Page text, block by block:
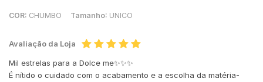
COR: CHUMBO Tamanho: UNICO
Avaliação da Loja
Mil estrelas para a Dolce me✨✨✨
É nítido o cuidado com o acabamento e a escolha da matéria-